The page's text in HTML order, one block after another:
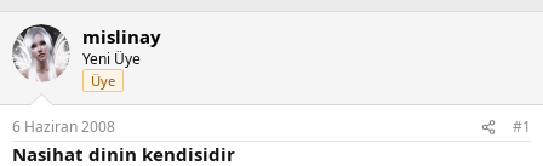
n
b
u
y
u
b
a
ş
l
a
n
ı
ç
mislinay
Yeni Üye
Üye
6 Haziran 2008 #1
Nasihat dinin kendisidir